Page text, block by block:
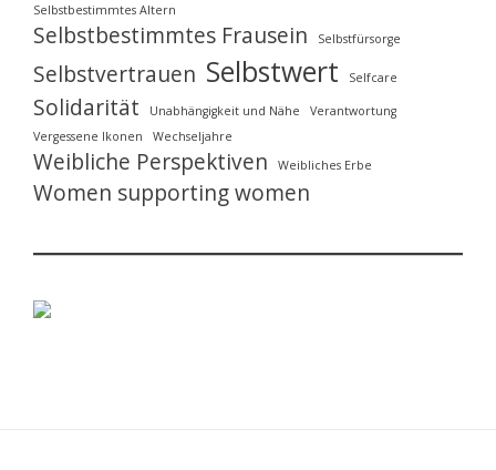
Selbstbestimmtes Altern
Selbstbestimmtes Frausein Selbstfürsorge
Selbstvertrauen Selbstwert Selfcare
Solidarität Unabhängigkeit und Nähe
Verantwortung
Vergessene Ikonen
Wechseljahre
Weibliche Perspektiven Weibliches Erbe
Women supporting women